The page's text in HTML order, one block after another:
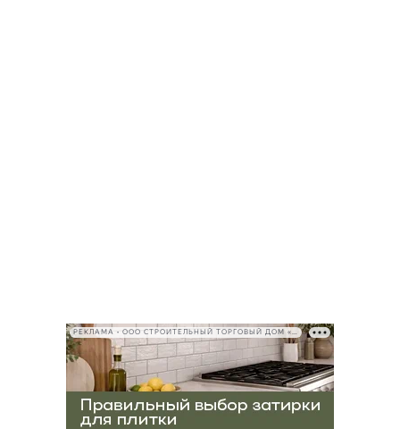
РЕКЛАМА • ООО СТРОИТЕЛЬНЫЙ ТОРГОВЫЙ ДОМ «ПЕТРОВИЧ», ИНН 7802348846